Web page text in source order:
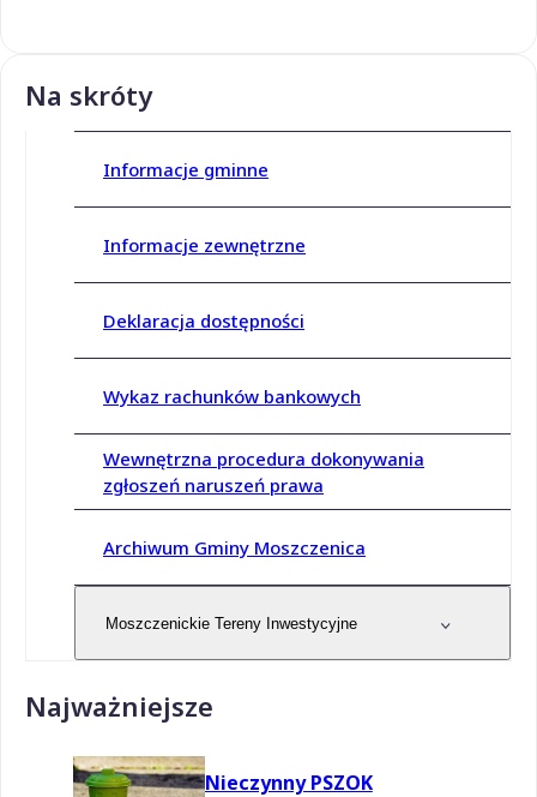
Na skróty
Informacje gminne
Informacje zewnętrzne
Deklaracja dostępności
Wykaz rachunków bankowych
Wewnętrzna procedura dokonywania
zgłoszeń naruszeń prawa
Archiwum Gminy Moszczenica
Moszczenickie Tereny Inwestycyjne
Najważniejsze
Nieczynny PSZOK